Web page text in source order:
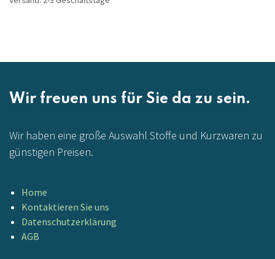
Wir freuen uns für Sie da zu sein.
Wir haben eine große Auswahl Stoffe und Kurzwaren zu
günstigen Preisen.
Home
Kontaktieren Sie uns
Datenschutzerklärung
AGB